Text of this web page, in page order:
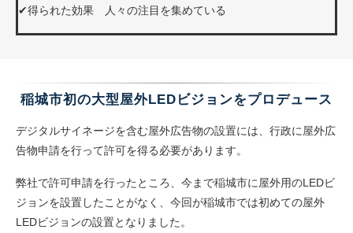
✔得られた効果 人々の注目を集めている
稲城市初の大型屋外LEDビジョンをプロデュース
デジタルサイネージを含む屋外広告物の設置には、行政に屋外広
告物申請を行って許可を得る必要があります。
弊社で許可申請を行ったところ、今まで稲城市に屋外用のLEDビ
ジョンを設置したことがなく、今回が稲城市では初めての屋外
LEDビジョンの設置となりました。